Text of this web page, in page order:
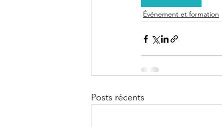
Événement et formation
Posts récents